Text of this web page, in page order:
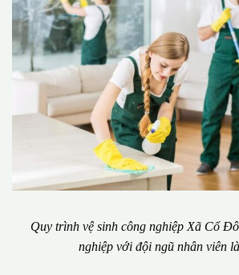
Quy trình vệ sinh công nghiệp Xã Cổ
nghiệp với đội ngũ nhân viên